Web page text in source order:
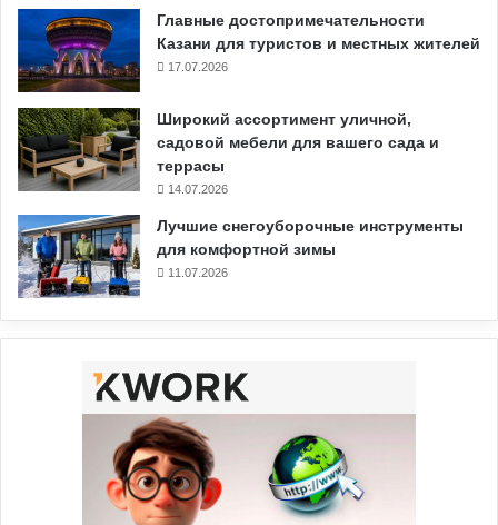
Главные достопримечательности
Казани для туристов и местных жителей
17.07.2026
Широкий ассортимент уличной,
садовой мебели для вашего сада и
террасы
14.07.2026
Лучшие снегоуборочные инструменты
для комфортной зимы
11.07.2026